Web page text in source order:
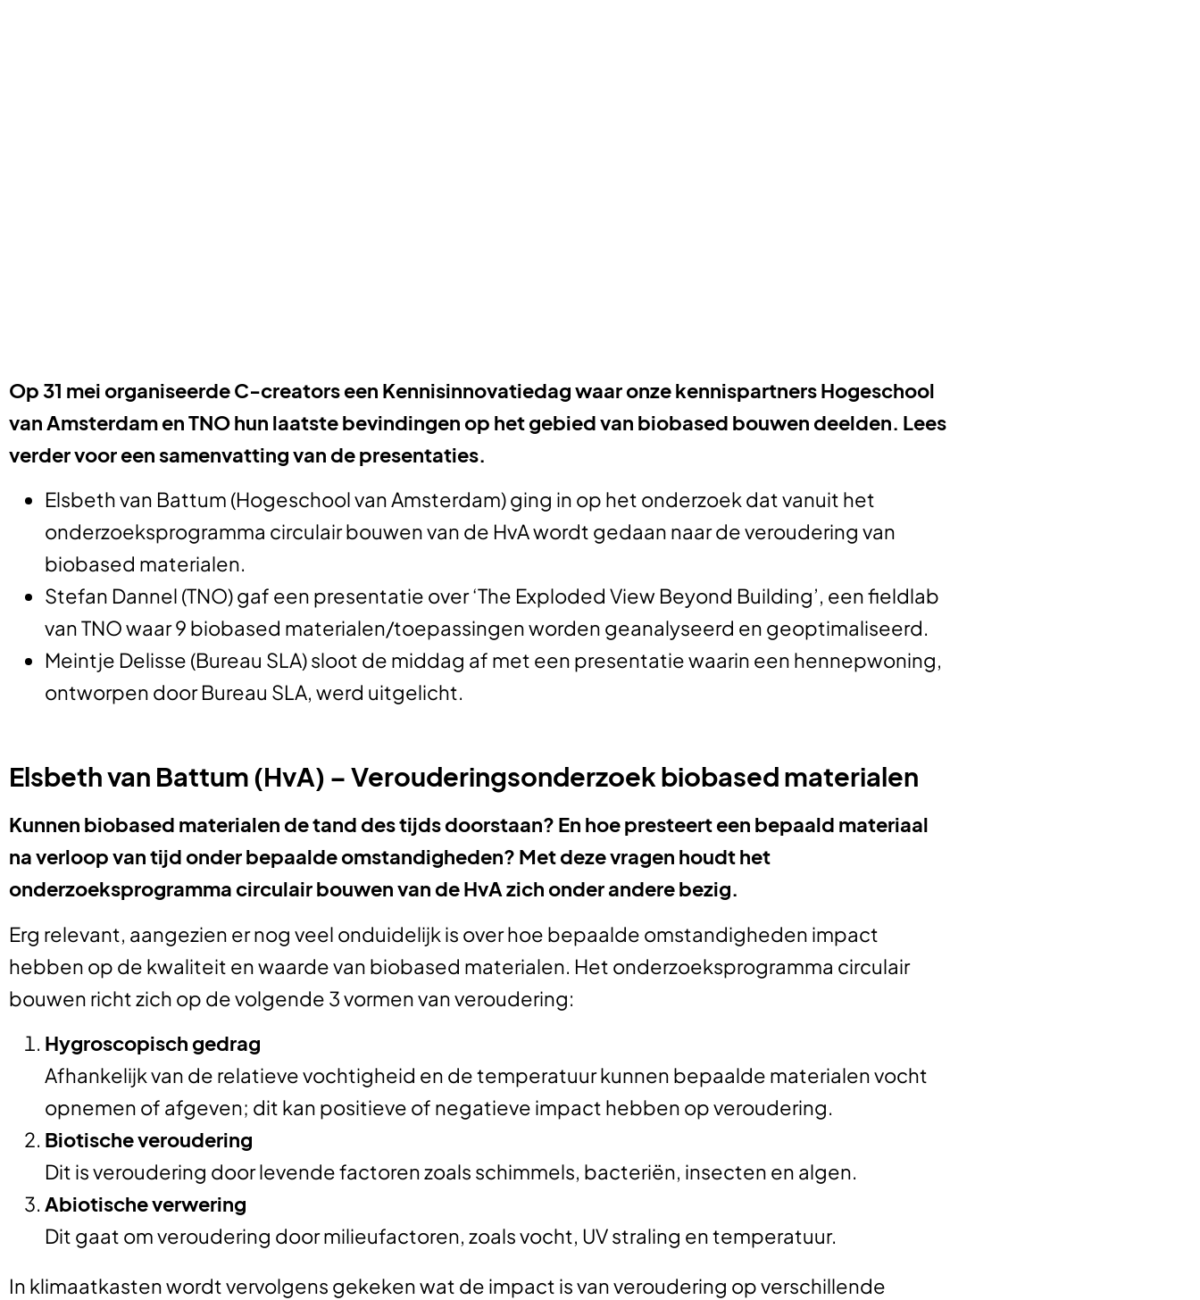
Op 31 mei organiseerde C-creators een Kennisinnovatiedag waar onze kennispartners Hogeschool
van Amsterdam en TNO hun laatste bevindingen op het gebied van biobased bouwen deelden. Lees
verder voor een samenvatting van de presentaties.
Elsbeth van Battum (Hogeschool van Amsterdam) ging in op het onderzoek dat vanuit het
onderzoeksprogramma circulair bouwen van de HvA wordt gedaan naar de veroudering van
biobased materialen.
Stefan Dannel (TNO) gaf een presentatie over ‘The Exploded View Beyond Building’, een fieldlab
van TNO waar 9 biobased materialen/toepassingen worden geanalyseerd en geoptimaliseerd.
Meintje Delisse (Bureau SLA) sloot de middag af met een presentatie waarin een hennepwoning,
ontworpen door Bureau SLA, werd uitgelicht.
Elsbeth van Battum (HvA) – Verouderingsonderzoek biobased materialen
Kunnen biobased materialen de tand des tijds doorstaan? En hoe presteert een bepaald materiaal
na verloop van tijd onder bepaalde omstandigheden? Met deze vragen houdt het
onderzoeksprogramma circulair bouwen van de HvA zich onder andere bezig.
Erg relevant, aangezien er nog veel onduidelijk is over hoe bepaalde omstandigheden impact
hebben op de kwaliteit en waarde van biobased materialen. Het onderzoeksprogramma circulair
bouwen richt zich op de volgende 3 vormen van veroudering:
Hygroscopisch gedrag
Afhankelijk van de relatieve vochtigheid en de temperatuur kunnen bepaalde materialen vocht
opnemen of afgeven; dit kan positieve of negatieve impact hebben op veroudering.
Biotische veroudering
Dit is veroudering door levende factoren zoals schimmels, bacteriën, insecten en algen.
Abiotische verwering
Dit gaat om veroudering door milieufactoren, zoals vocht, UV straling en temperatuur.
In klimaatkasten wordt vervolgens gekeken wat de impact is van veroudering op verschillende